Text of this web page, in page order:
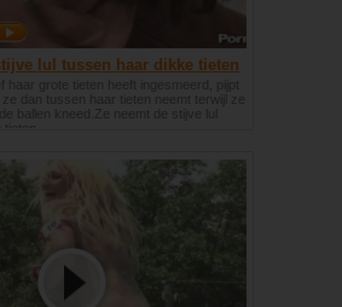
lul tussen haar dikke tieten
haar grote tieten heeft ingesmeerd, pijpt
ze dan tussen haar tieten neemt terwijl ze
ballen kneed.Ze neemt de stijve lul